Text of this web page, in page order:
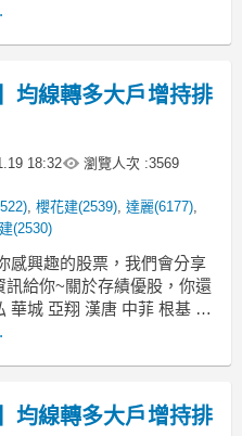
中興電 櫻花 敦陽科 零壹
達麗 宏普 鉅陞 皇翔 長虹
昕均線轉多大戶增持排
18:32 瀏覽人次 :3569
,櫻花建(2539),達麗(6177),
(2530)
感興趣的股票，我們會分享
訊給你~關於存績優股，你還
華城 亞翔 漢唐 中菲 根基 崇
花 敦陽科 零壹 崇越 神基
麗 宏普 鉅陞 皇翔 長虹 國揚
潤均線轉多大戶增持排